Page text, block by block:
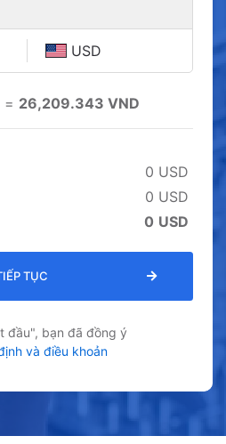
USD
= 26,209.343 VND
0 USD
0 USD
0 USD
TỤC
đầu", bạn đã đồng ý
và điều khoản